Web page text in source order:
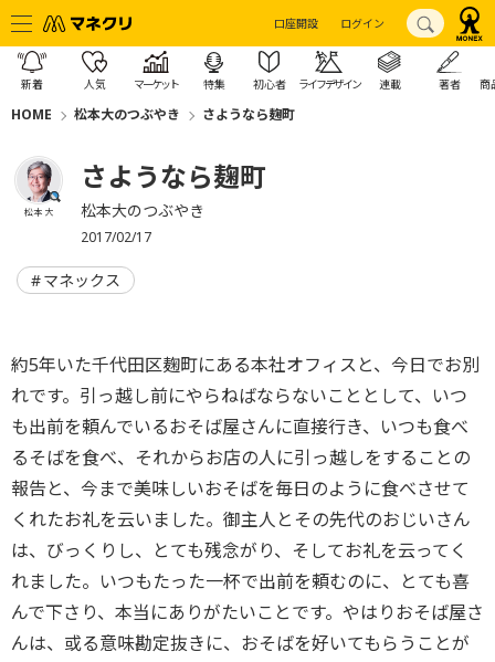
口座開設 ログイン
新着 人気 マーケット 特集 初心者 ライフデザイン 連載 著者 商
HOME 松本大のつぶやき さようなら麹町
松本 大
さようなら麹町
松本大のつぶやき
2017/02/17
マネックス
約5年いた千代田区麹町にある本社オフィスと、今日でお別
れです。引っ越し前にやらねばならないこととして、いつ
も出前を頼んでいるおそば屋さんに直接行き、いつも食べ
るそばを食べ、それからお店の人に引っ越しをすることの
報告と、今まで美味しいおそばを毎日のように食べさせて
くれたお礼を云いました。御主人とその先代のおじいさん
は、びっくりし、とても残念がり、そしてお礼を云ってく
れました。いつもたった一杯で出前を頼むのに、とても喜
んで下さり、本当にありがたいことです。やはりおそば屋さ
んは、或る意味勘定抜きに、おそばを好いてもらうことが